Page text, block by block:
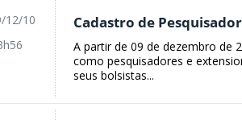
Cadastro de
A partir de 09 de dezembro de
como pesquisadores e
seus bolsistas...
12/10